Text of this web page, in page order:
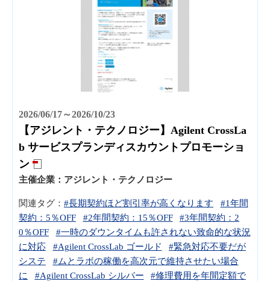
2026/06/17～2026/10/23
【アジレント・テクノロジー】Agilent CrossLa
b サービスプランディスカウントプロモーショ
ン
主催企業： アジレント・テクノロジー
関連タグ： #長期契約ほど割引率が高くなります
#1年間
契約：5％OFF
#2年間契約：15％OFF
#3年間契約：2
0％OFF
#一時のダウンタイムも許されない致命的な状況
に対応
#Agilent CrossLab ゴールド
#緊急対応不要だが
システ
#ムとラボの稼働を高次元で維持させたい場合
に
#Agilent CrossLab シルバー
#修理費用を年間定額で